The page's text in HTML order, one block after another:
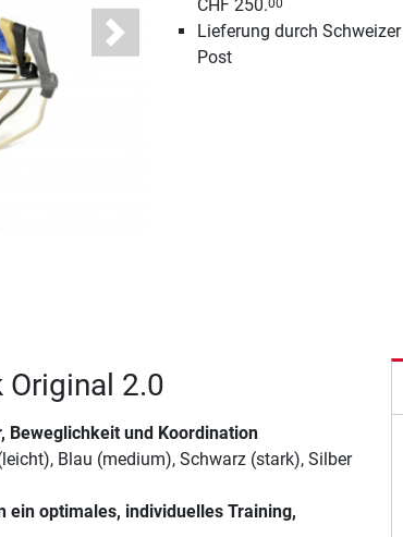
Next
CHF 250.
Lieferung durch Schweizer
Post
2.0
Beweglichkeit und Koordination
Blau (medium), Schwarz (stark), Silber
ein optimales, individuelles Training,